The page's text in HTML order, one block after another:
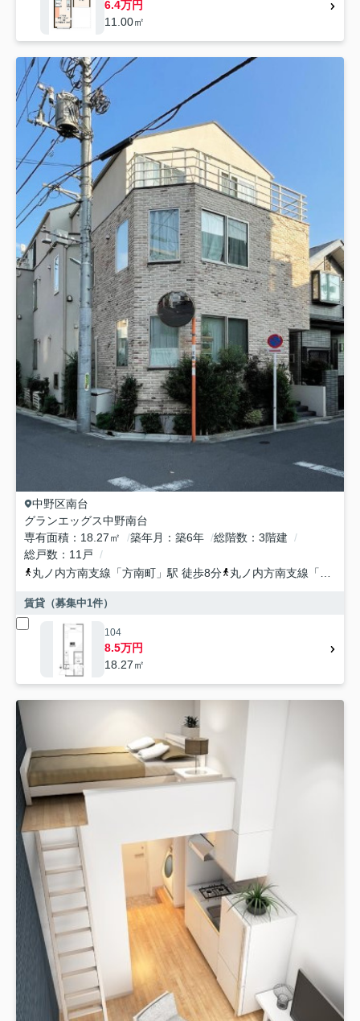
6.4万円
11.00㎡
中野区南台
グランエッグス中野南台
専有面積
18.27㎡ 築年月 築6年 総階数
3階建
総戸数
11戸
丸ノ内方南支線 「方南町 」駅 徒歩8分 丸ノ内方南支線 「
賃貸（募集中1件）
104
8.5万円
18.27㎡